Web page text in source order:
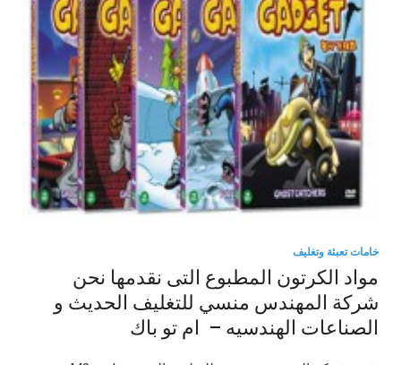
خامات تعبئة وتغليف
مواد الكرتون المطبوع التى نقدمها نحن
شركة المهندس منسي للتغليف الحديث و
الصناعات الهندسيه – ام تو باك